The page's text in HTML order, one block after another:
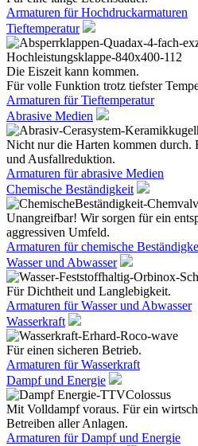
Armaturen für Hochdruckarmaturen
Tieftemperatur
Die Eiszeit kann kommen.
Für volle Funktion trotz tiefster
Armaturen für Tieftemperatur
Abrasive Medien
Nicht nur die Harten kommen durch.
und Ausfallreduktion.
Armaturen für abrasive Medien
Chemische Beständigkeit
Unangreifbar! Wir sorgen für ein
aggressiven Umfeld.
Armaturen für chemische
Wasser und Abwasser
Für Dichtheit und Langlebigkeit.
Armaturen für Wasser und Abwasser
Wasserkraft
Für einen sicheren Betrieb.
Armaturen für Wasserkraft
Dampf und Energie
Mit Volldampf voraus. Für ein
Betreiben aller Anlagen.
Armaturen für Dampf und Energie